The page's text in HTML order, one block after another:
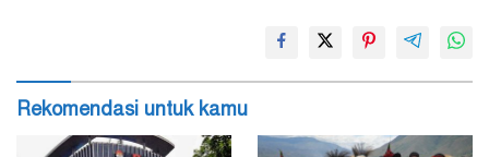
Rekomendasi untuk kamu